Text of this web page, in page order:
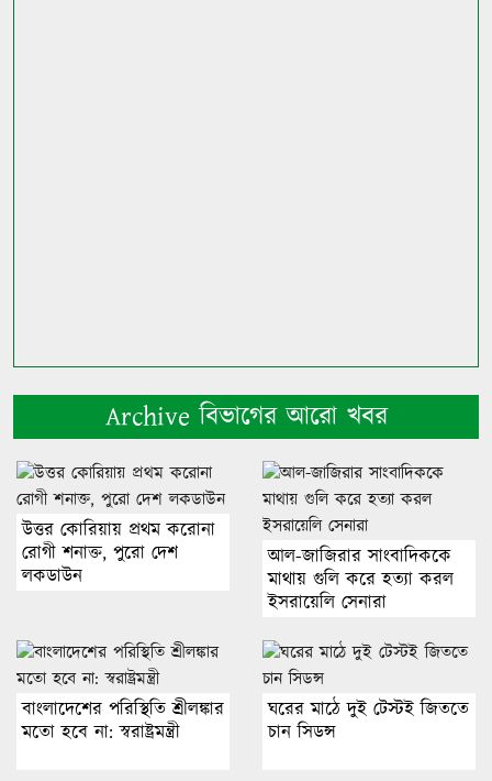
Archive বিভাগের আরো খবর
উত্তর কোরিয়ায় প্রথম করোনা
রোগী শনাক্ত, পুরো দেশ
লকডাউন
আল-জাজিরার সাংবাদিককে
মাথায় গুলি করে হত্যা করল
ইসরায়েলি সেনারা
বাংলাদেশের পরিস্থিতি শ্রীলঙ্কার
মতো হবে না: স্বরাষ্ট্রমন্ত্রী
ঘরের মাঠে দুই টেস্টই জিততে
চান সিডন্স